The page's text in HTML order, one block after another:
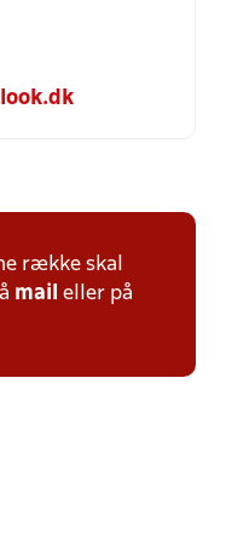
række skal
mail eller på